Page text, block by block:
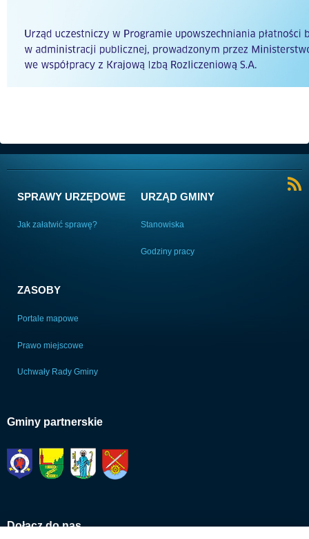
SPRAWY URZĘDOWE
Jak załatwić sprawę?
URZĄD GMINY
Stanowiska
Godziny pracy
ZASOBY
Portale mapowe
Prawo miejscowe
Uchwały Rady Gminy
Gminy partnerskie
Dołącz do nas